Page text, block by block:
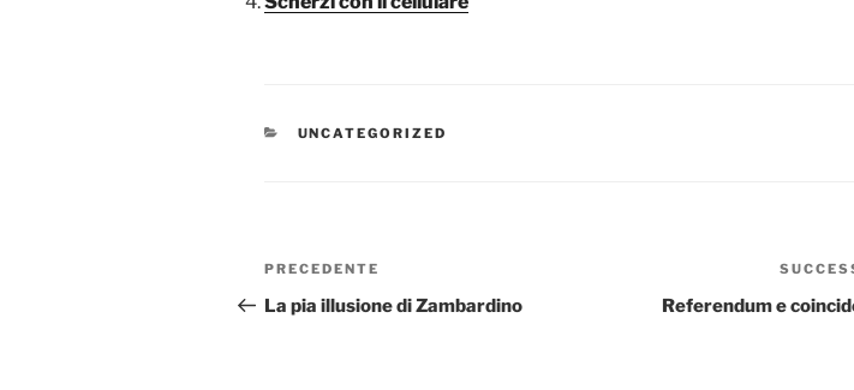
CATEGORIE
UNCATEGORIZED
Navigazione
articoli
Articolo
precedente:
PRECEDENTE
La pia illusione di Zambardino Referendum e